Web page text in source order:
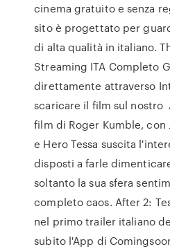
cinema gratuito e senza
sito è progettato per
di alta qualità in italiano.
Streaming ITA Completo
direttamente attraverso
scaricare il film sul nostro
film di Roger Kumble, con
e Hero Tessa suscita
disposti a farle
soltanto la sua sfera
completo caos. After 2:
nel primo trailer italiano
subito l'App di